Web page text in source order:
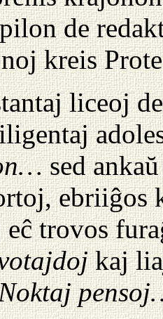
de
kreis
liceoj
sed
trovos
kaj